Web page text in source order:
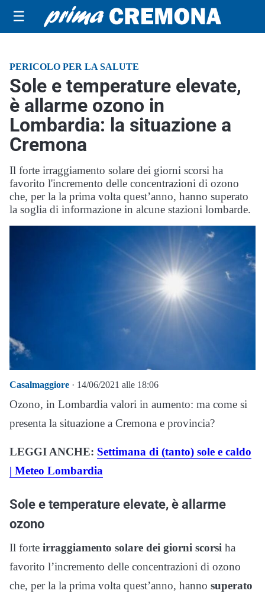
☰
PERICOLO PER LA SALUTE
Sole e temperature elevate,
è allarme ozono in
Lombardia: la situazione a
Cremona
Il forte irraggiamento solare dei giorni scorsi ha
favorito l'incremento delle concentrazioni di ozono
che, per la la prima volta quest’anno, hanno superato
la soglia di informazione in alcune stazioni lombarde.
Casalmaggiore · 14/06/2021 alle 18:06
Ozono, in Lombardia valori in aumento: ma come si
presenta la situazione a Cremona e provincia?
LEGGI ANCHE: Settimana di (tanto) sole e caldo
| Meteo Lombardia
Sole e temperature elevate, è allarme
ozono
Il forte irraggiamento solare dei giorni scorsi ha
favorito l’incremento delle concentrazioni di ozono
che, per la la prima volta quest’anno, hanno superato